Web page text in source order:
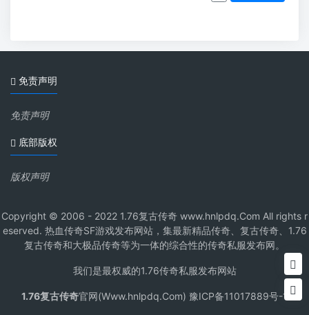
免责声明
免责声明
底部版权
版权声明
Copyright © 2006 - 2022 1.76复古传奇 www.hnlpdq.Com All rights r
eserved. 热血传奇SF游戏发布网站，集最新精品传奇、复古传奇、1.76
复古传奇和大极品传奇等为一体的综合性的传奇私服发布网。
我们是最权威的1.76传奇私服发布网站
1.76复古传奇官网(Www.hnlpdq.Com) 豫ICP备11017889号-1